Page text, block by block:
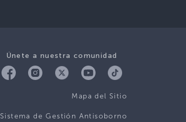
Únete a nuestra comunidad
Mapa del Sitio
Sistema de Gestión Antisoborno